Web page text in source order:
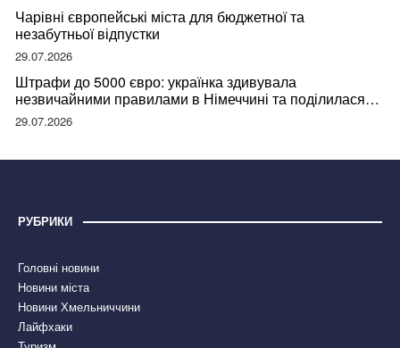
Чарівні європейські міста для бюджетної та
незабутньої відпустки
29.07.2026
Штрафи до 5000 євро: українка здивувала
незвичайними правилами в Німеччині та поділилася
правдою
29.07.2026
РУБРИКИ
Головні новини
Новини міста
Новини Хмельниччини
Лайфхаки